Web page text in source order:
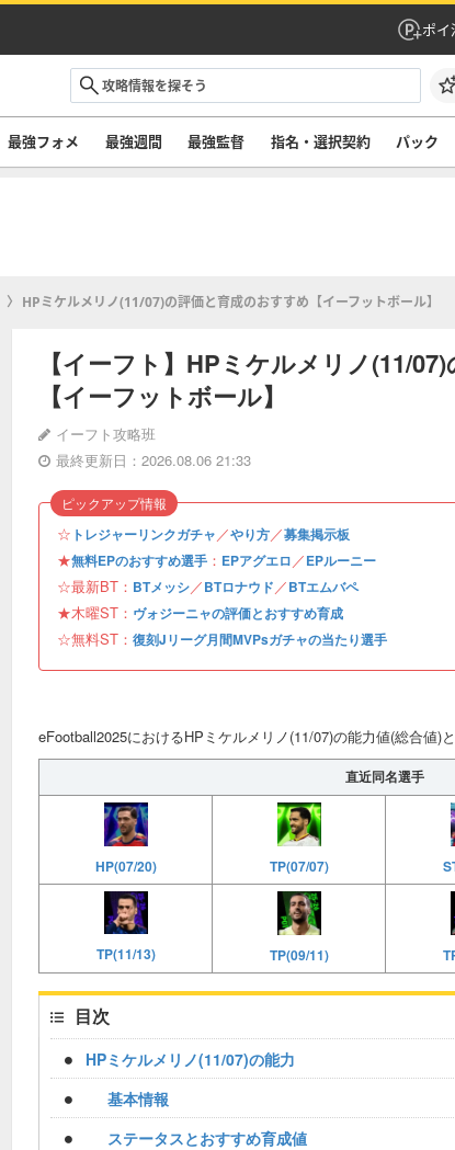
ポイ
最強フォメ 最強週間 最強監督 指名・選択契約 パック
HPミケルメリノ(11/07)の評価と育成のおすすめ【イーフットボール】
【イーフト】HPミケルメリノ(11/
【イーフットボール】
イーフト攻略班
最終更新日：2026.08.06 21:33
☆ トレジャーリンクガチャ／やり方／募集掲示板
★無料EPのおすすめ選手 ： EPアグエロ／EPルーニー
☆最新BT： BTメッシ／BTロナウド／BTエムバペ
★木曜ST： ヴォジーニャの評価とおすすめ育成
☆無料ST： 復刻Jリーグ月間MVPsガチャの当たり選手
ピックアップ情報
eFootball2025におけるHPミケルメリノ(11/07)の能力値(総合値)と
直近同名選手
HP(07/20) TP(07/07)
TP(11/13) TP(09/11)
目次
HPミケルメリノ(11/07)の能力
基本情報
ステータスとおすすめ育成値